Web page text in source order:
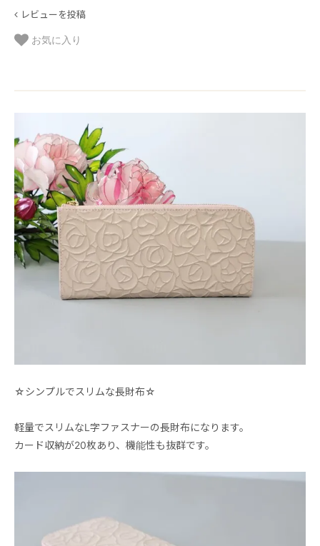
レビューを投稿
お気に入り
☆シンプルでスリムな長財布☆
軽量でスリムなL字ファスナーの長財布になります。
カード収納が20枚あり、機能性も抜群です。